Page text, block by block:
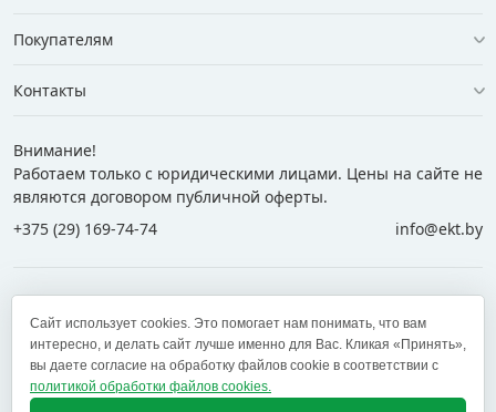
Покупателям
Контакты
Внимание!
Работаем только с юридическими лицами. Цены на сайте не
являются договором публичной оферты.
+375 (29) 169-74-74
info@ekt.by
+375 (17) 269-74-74
zakaz@ekt.by
Оставить отзыв
Сайт использует cookies. Это помогает нам понимать, что вам
интересно, и делать сайт лучше именно для Вас. Кликая «Принять»,
вы даете согласие на обработку файлов cookie в соответствии с
политикой обработки файлов cookies.